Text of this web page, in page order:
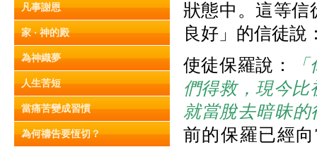
凡事謝恩
家 ‧ 神的殿
為神織夢
人生苦短
當痛苦變成習慣
為何禱告要恆切？
狀態中。這等信
良好」的信徒說
使徒保羅說：
們得救，現今
就當脫去暗昧
前的保羅已經